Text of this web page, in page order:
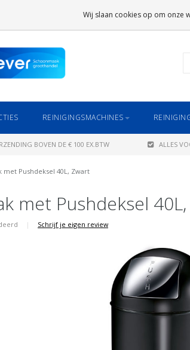
REINIGINGSMACHINES
BOVEN DE € 100 EX.BTW ALLES
met Pushdeksel 40L, Zwart
met Pushdeksel
| Schrijf je eigen review
Wij slaan cookies op om onze